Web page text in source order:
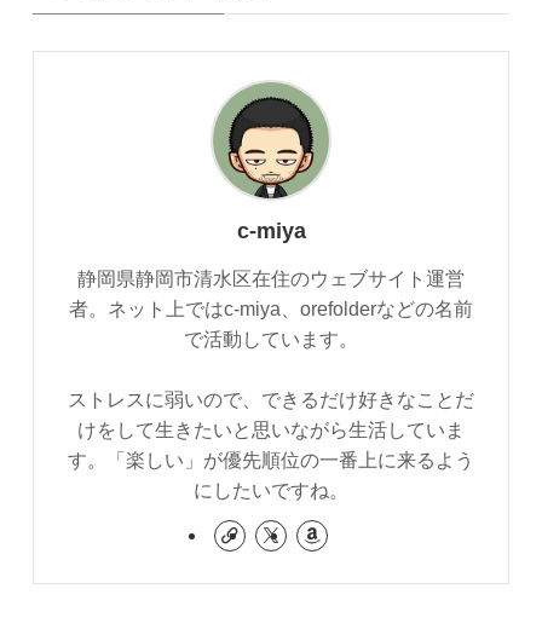
c-miya
静岡県静岡市清水区在住のウェブサイト運営
者。ネット上ではc-miya、orefolderなどの名前
で活動しています。
ストレスに弱いので、できるだけ好きなことだ
けをして生きたいと思いながら生活していま
す。「楽しい」が優先順位の一番上に来るよう
にしたいですね。